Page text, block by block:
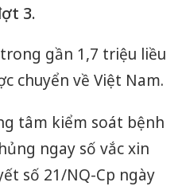
3.
gần 1,7 triệu liều
chuyển về Việt Nam.
tâm kiểm soát bệnh
ngay số vắc xin
số 21/NQ-Cp ngày